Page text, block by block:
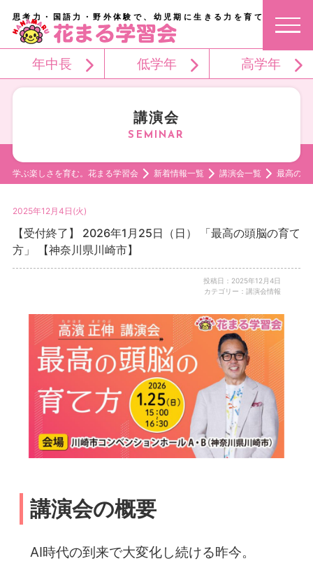
思考力・国語力・野外体験で、幼児期に生きる力を育てる。
年中長 低学年 高学年
講演会
学ぶ楽しさを育む。花まる学習会 新着情報一覧 講演会一覧 最高の頭
2025年12月4日(火)
【受付終了】 2026年1月25日（日） 「最高の頭脳の育て
方」 【神奈川県川崎市】
投稿日：2025年12月4日
カテゴリー：講演会情報
講演会の概要
AI時代の到来で大変化し続ける昨今。